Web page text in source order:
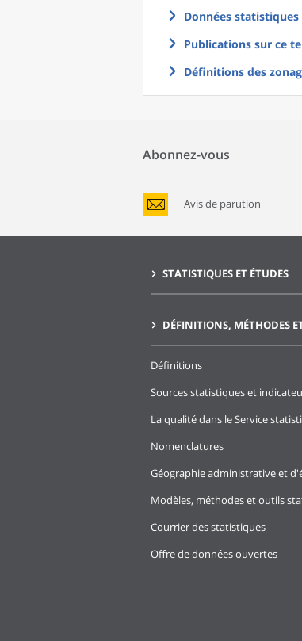
Données
Publications sur ce
Définitions des
Abonnez-vous
Avis de parution
STATISTIQUES ET ÉTUDES
DÉFINITIONS, MÉTHODES
Définitions
Sources statistiques et
La qualité dans le Service
Nomenclatures
Géographie administrative et
Modèles, méthodes et outils
Courrier des statistiques
Offre de données ouvertes